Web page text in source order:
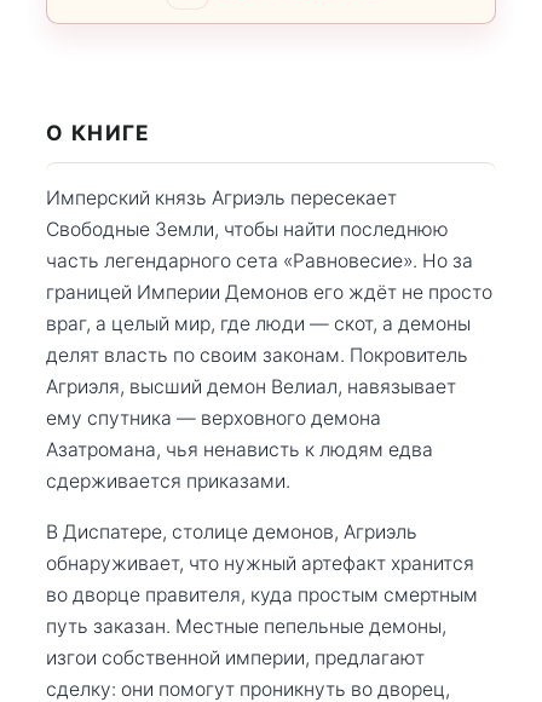
О КНИГЕ
Имперский князь Агриэль пересекает
Свободные Земли, чтобы найти последнюю
часть легендарного сета «Равновесие». Но за
границей Империи Демонов его ждёт не просто
враг, а целый мир, где люди — скот, а демоны
делят власть по своим законам. Покровитель
Агриэля, высший демон Велиал, навязывает
ему спутника — верховного демона
Азатромана, чья ненависть к людям едва
сдерживается приказами.
В Диспатере, столице демонов, Агриэль
обнаруживает, что нужный артефакт хранится
во дворце правителя, куда простым смертным
путь заказан. Местные пепельные демоны,
изгои собственной империи, предлагают
сделку: они помогут проникнуть во дворец,